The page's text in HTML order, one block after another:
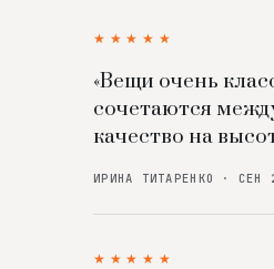
★★★★★
«Вещи очень
сочетаются
качество на
ИРИНА ТИТАРЕНКО · СЕН
★★★★★